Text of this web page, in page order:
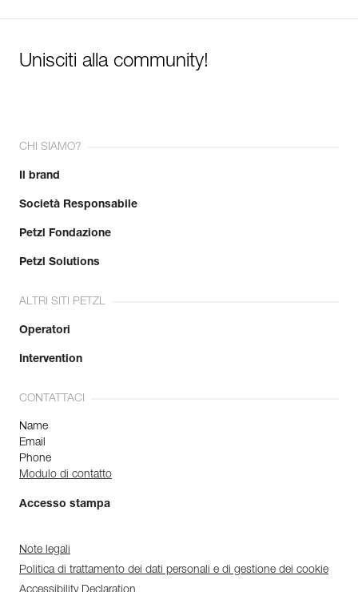
Unisciti alla community!
CHI SIAMO?
Il brand
Società Responsabile
Petzl Fondazione
Petzl Solutions
ALTRI SITI PETZL
Operatori
Intervention
CONTATTACI
Name
Email
Phone
Modulo di contatto
Accesso stampa
Note legali
Politica di trattamento dei dati personali e di gestione dei cookie